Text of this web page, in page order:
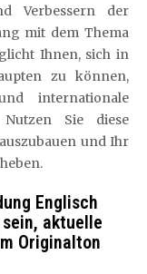
Verbessern der
mit dem Thema
Ihnen, sich in
zu können,
internationale
Sie diese
und Ihr
Englisch
aktuelle
Originalton